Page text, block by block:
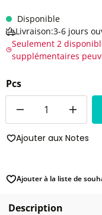
Disponible
Livraison:3-6 jours
Seulement 2
supplémentaires
Pcs
Ajouter aux Notes
Ajouter à la liste de
Description